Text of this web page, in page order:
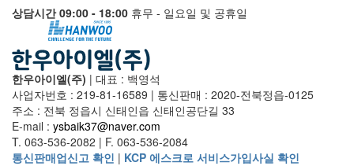
상담시간 09:00 - 18:00 휴무 - 일요일 및 공휴일
한우아이엘(주) | 대표 : 백영석
사업자번호 : 219-81-16589 | 통신판매 : 2020-전북정읍-0125
주소 : 전북 정읍시 신태인읍 신태인공단길 33
E-mail : ysbaik37@naver.com
T. 063-536-2082 | F. 063-536-2084
통신판매업신고 확인 | KCP 에스크로 서비스가입사실 확인